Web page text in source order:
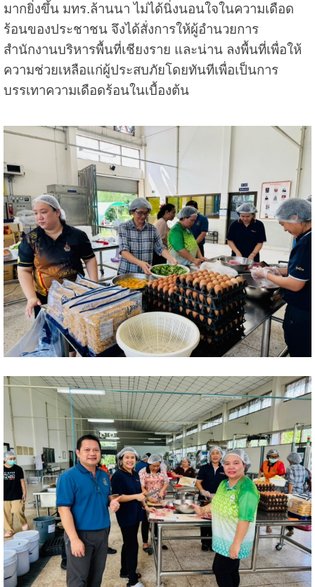
มากยิ่งขึ้น มทร.ล้านนา ไม่ได้นิ่งนอนใจในความเดือด
ร้อนของประชาชน จึงได้สั่งการให้ผู้อำนวยการ
สำนักงานบริหารพื้นที่เชียงราย และน่าน ลงพื้นที่เพื่อให้
ความช่วยเหลือแก่ผู้ประสบภัยโดยทันทีเพื่อเป็นการ
บรรเทาความเดือดร้อนในเบื้องต้น